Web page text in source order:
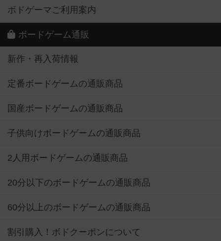
ボドゲーマご利用案内
ボードゲーム通販
新作・再入荷情報
定番ボードゲームの通販商品
国産ボードゲームの通販商品
子供向けボードゲームの通販商品
2人用ボードゲームの通販商品
20分以下のボードゲームの通販商品
60分以上のボードゲームの通販商品
割引購入！ボドクーポンについて